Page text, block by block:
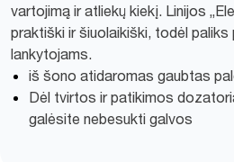
vartojimą ir atliekų kiekį. Linijos
praktiški ir šiuolaikiški, todėl paliks
lankytojams.
iš šono atidaromas gaubtas
Dėl tvirtos ir patikimos
galėsite nebesukti galvos